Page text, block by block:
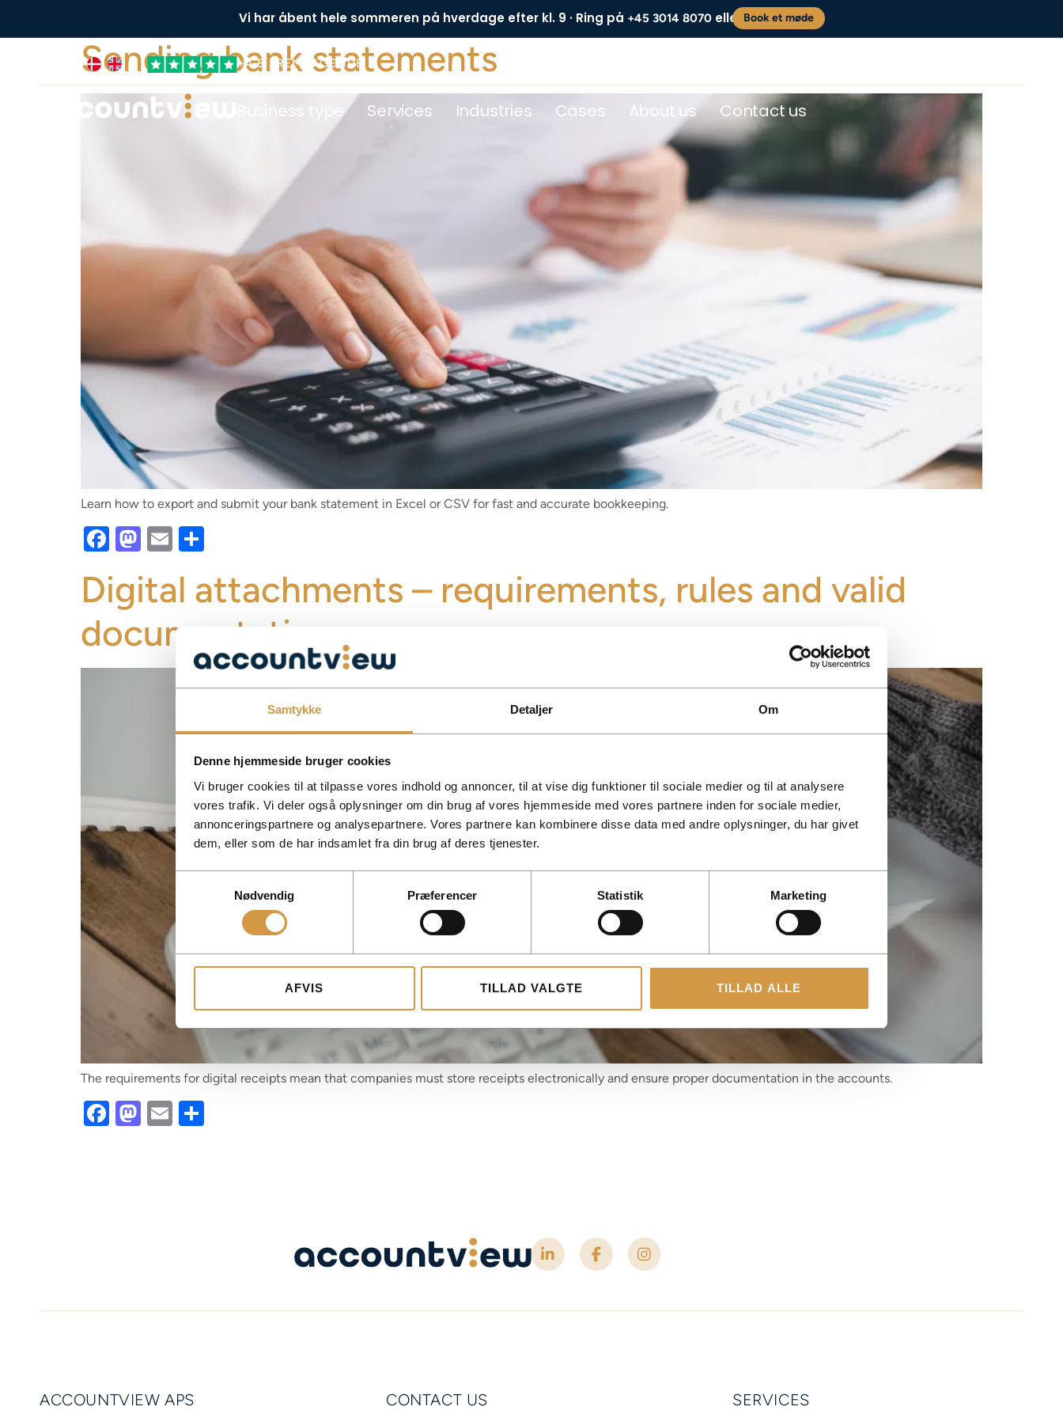
Samtykke Detaljer Om
Denne hjemmeside bruger cookies
Vi bruger cookies til at tilpasse vores indhold og annoncer, til at vise dig funktioner til sociale medier og til at analysere
vores trafik. Vi deler også oplysninger om din brug af vores hjemmeside med vores partnere inden for sociale medier,
annonceringspartnere og analysepartnere. Vores partnere kan kombinere disse data med andre oplysninger, du har givet
dem, eller som de har indsamlet fra din brug af deres tjenester.
Nødvendig
Præferencer Statistik Marketing
AFVIS TILLAD VALGTE TILLAD ALLE
Vi har åbent hele sommeren på hverdage efter kl. 9 · Ring på +45 3014 8070eller Book et møde
+4,8 FREMRAGENDE
Business type Services Industries Cases About us Contact us
Sending bank statements
Learn how to export and submit your bank statement in Excel or CSV for fast and accurate bookkeeping.
Facebook
Mastodon
Email
Digital attachments – requirements, rules and valid
documentation
The requirements for digital receipts mean that companies must store receipts electronically and ensure proper documentation in the accounts.
Facebook
Mastodon
Email
ACCOUNTVIEW APS CONTACT US SERVICES